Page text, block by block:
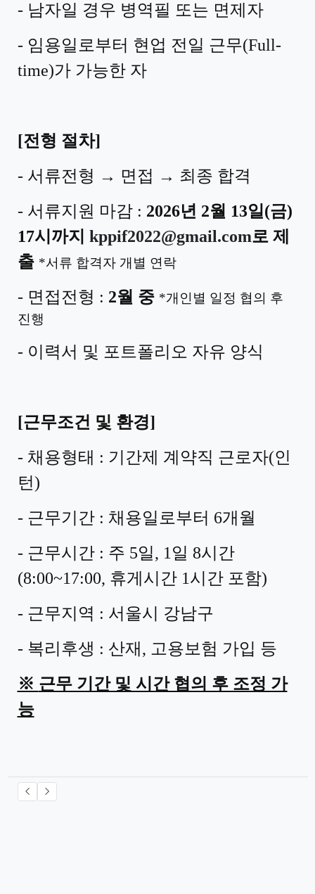
- 남자일 경우 병역필 또는 면제자
- 임용일로부터 현업 전일 근무(Full-
time)가 가능한 자
[전형 절차]
- 서류전형 → 면접 → 최종 합격
- 서류지원 마감 : 2026년 2월 13일 (금)
17시까지 kppif2022@gmail.com로 제
출 *서류 합격자 개별 연락
- 면접전형 : 2월 중 *개인별 일정 협의 후
진행
- 이력서 및 포트폴리오 자유 양식
[근무조건 및 환경]
- 채용형태 : 기간제 계약직 근로자(인
턴)
- 근무기간 : 채용일로부터 6개월
- 근무시간 : 주 5일, 1 일 8시간
(8:00~17:00, 휴게시간 1시간 포함)
- 근무지역 : 서울시 강남구
- 복리후생 : 산재 , 고용보험 가입 등
※ 근무 기간 및 시간 협의 후 조정 가
능